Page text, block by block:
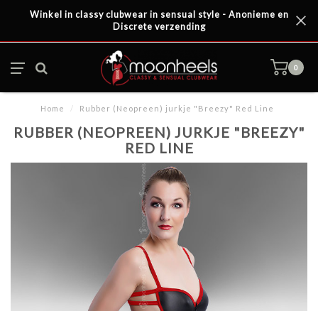
Winkel in classy clubwear in sensual style - Anonieme en
Discrete verzending
0
Home / Rubber (Neopreen) jurkje "Breezy" Red Line
RUBBER (NEOPREEN) JURKJE "BREEZY"
RED LINE